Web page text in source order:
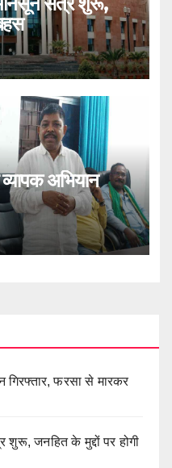
अभियान
गिरफ्तार, फरसा से मारकर
जनहित के मुद्दों पर होगी